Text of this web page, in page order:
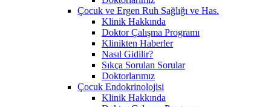
Çocuk ve Ergen Ruh Sağlığı ve Has.
Klinik Hakkında
Doktor Çalışma Programı
Klinikten Haberler
Nasıl Gidilir?
Sıkça Sorulan Sorular
Doktorlarımız
Çocuk Endokrinolojisi
Klinik Hakkında